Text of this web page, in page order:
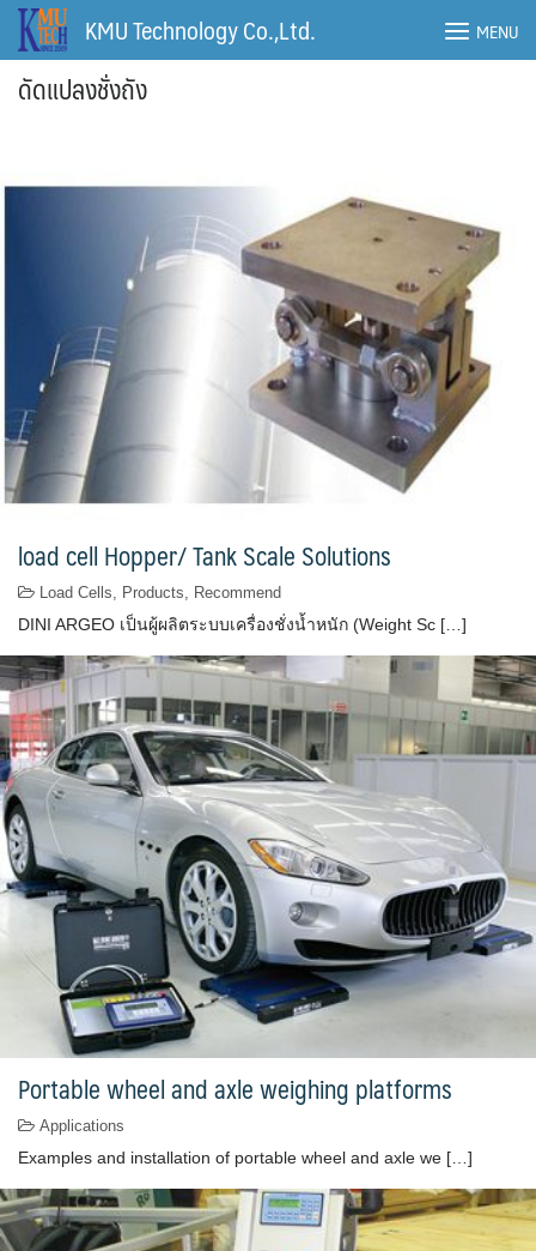
Skip
content
KMU Technology Co.,Ltd. MENU
ดัดแปลงชั่งถัง
load cell Hopper/ Tank Scale Solutions
Load Cells, Products, Recommend
DINI ARGEO เป็นผู้ผลิตระบบเครื่องชั่งน้ำหนัก (Weight Sc […]
Portable wheel and axle weighing platforms
Applications
Examples and installation of portable wheel and axle we […]